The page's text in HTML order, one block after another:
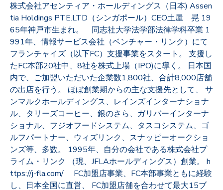
株式会社アセンティア・ホールディングス（日本) Assen
tia Holdings PTE.LTD（シンガポール）CEO土屋 晃 19
65年神戸市生まれ。 同志社大学法学部法律学科卒業 1
991年、情報サービス会社（ベンチャー・リンク）にて
フランチャイズ（以下FC）支援事業をスタート。 支援し
たFC本部20社中、8社を株式上場（IPO)に導く。 日本国
内で、ご加盟いただいた企業数1,800社、合計8,000店舗
の出店を行う。 ほぼ創業期からの主な支援先として、 サ
ンマルクホールディングス、レインズインターナショナ
ル、タリーズコーヒー、銀のさら、ガリバーインターナ
ショナル、フジオフードシステム、タスコシステム、ゴ
ルフパートナー、ウィズリンク、スナッピーオークショ
ンズ等、多数。 1995年、自分の会社である株式会社プ
ライム・リンク （現、JFLAホールディングス）創業。 h
ttps://j-fla.com/ FC加盟店事業、FC本部事業ともに経験
し、日本全国に直営、 FC加盟店舗を合わせて最大15ブ